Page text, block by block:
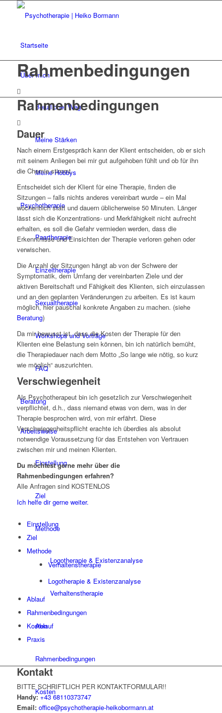
Startseite
Über mich
Beruflicher Weg
Meine Stärken
Meine Hobbys
Psychotherapie
Paartherapie
Einzeltherapie
Sexualtherapie
Workshops und Vorträge
FAQ
Beratung
Arbeitsweise
Einstellung
Ziel
Methode
Logotherapie & Existenzanalyse
Verhaltenstherapie
Ablauf
Rahmenbedingungen
Kosten
Rahmenbedingungen
Rahmenbedingungen
Dauer
Nach einem Erstgespräch kann der Klient entscheiden, ob er sich
mit seinem Anliegen bei mir gut aufgehoben fühlt und ob für ihn
die Chemie stimmt.
Entscheidet sich der Klient für eine Therapie, finden die
Sitzungen – falls nichts anderes vereinbart wurde – ein Mal
wöchentlich statt und dauern üblicherweise 50 Minuten. Länger
lässt sich die Konzentrations- und Merkfähigkeit nicht aufrecht
erhalten, es soll die Gefahr vermieden werden, dass die
Erkenntnisse und Einsichten der Therapie verloren gehen oder
verwischen.
Die Anzahl der Sitzungen hängt ab von der Schwere der
Symptomatik, dem Umfang der vereinbarten Ziele und der
aktiven Bereitschaft und Fähigkeit des Klienten, sich einzulassen
und an den geplanten Veränderungen zu arbeiten. Es ist kaum
möglich, hier pauschal konkrete Angaben zu machen. (siehe
Beratung)
Da mir bewusst ist, dass die Kosten der Therapie für den
Klienten eine Belastung sein können, bin ich natürlich bemüht,
die Therapiedauer nach dem Motto „So lange wie nötig, so kurz
wie möglich“ auszurichten.
Verschwiegenheit
Als Psychotherapeut bin ich gesetzlich zur Verschwiegenheit
verpflichtet, d.h., dass niemand etwas von dem, was in der
Therapie besprochen wird, von mir erfährt. Diese
Verschwiegenheitspflicht erachte ich überdies als absolut
notwendige Voraussetzung für das Entstehen von Vertrauen
zwischen mir und meinen Klienten.
Du möchtest gerne mehr über die
Rahmenbedingungen erfahren?
Alle Anfragen sind KOSTENLOS
Ich helfe dir gerne weiter.
Einstellung
Ziel
Methode
Verhaltenstherapie
Logotherapie & Existenzanalyse
Ablauf
Rahmenbedingungen
Kosten
Praxis
Kontakt
BITTE SCHRIFTLICH PER KONTAKTFORMULAR!!
Handy: +43 68110373747
Email: office@psychotherapie-heikobormann.at